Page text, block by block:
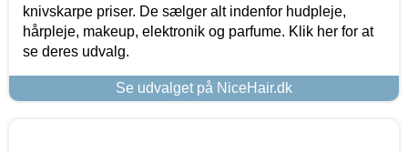
knivskarpe priser. De sælger alt indenfor hudpleje,
hårpleje, makeup, elektronik og parfume. Klik her for at
se deres udvalg.
Se udvalget på NiceHair.dk